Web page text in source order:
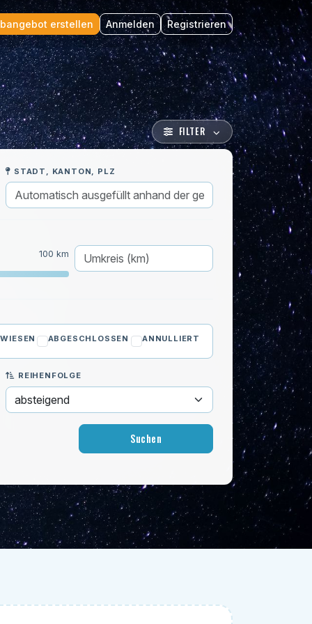
erstellen Anmelden Registrieren
FILTER
STADT, KANTON, PLZ
100 km
ABGESCHLOSSEN ANNULLIERT
REIHENFOLGE